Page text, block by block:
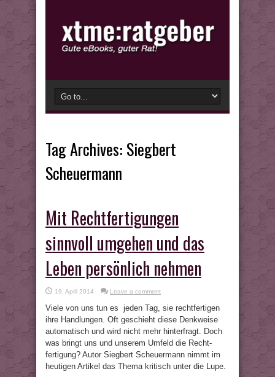
Tag Archives: Siegbert
Scheuermann
Mit Rechtfertigungen
sinnvoll umgehen und das
Leben persönlich nehmen
19. April 2014 Leave a comment
Viele von uns tun es jeden Tag, sie rechtfertigen
ihre Handlungen. Oft geschieht diese Denkweise
automatisch und wird nicht mehr hinterfragt. Doch
was bringt uns und unserem Umfeld die Recht-
fertigung? Autor Siegbert Scheuermann nimmt im
heutigen Artikel das Thema kritisch unter die Lupe.